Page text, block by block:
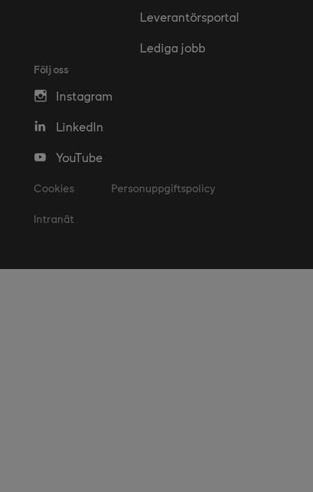
Leverantörsportal
Lediga jobb
Följ oss
Instagram
LinkedIn
YouTube
Cookies Personuppgiftspolicy
Intranät